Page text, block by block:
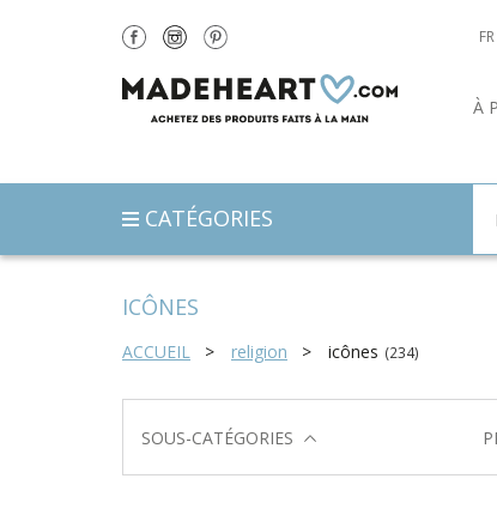
ICÔNES
ACCUEIL religion icônes (234)
SOUS-CATÉGORIES
FR
À
CATÉGORIES